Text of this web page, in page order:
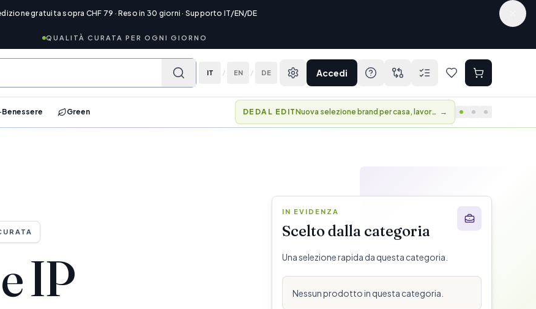
gratuita sopra CHF 79 · Reso in 30 giorni · Supporto IT/EN/DE
QUALITÀ CURATA PER OGNI GIORNO
IT / EN / DE Accedi
Benessere Green DEDAL EDIT Nuova selezione brand per casa, lavoro e viaggio. →
IP
IN EVIDENZA
Scelto dalla categoria
Una selezione rapida da questa categoria.
Nessun prodotto in questa categoria.